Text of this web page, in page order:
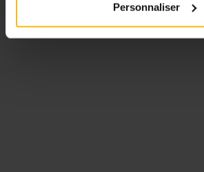
Personnaliser